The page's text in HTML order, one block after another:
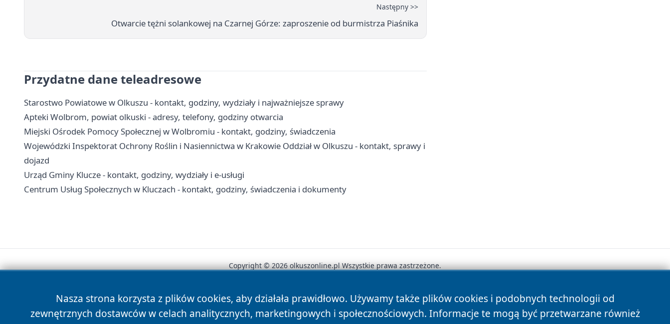
Następny >>
Otwarcie tężni solankowej na Czarnej Górze: zaproszenie od burmistrza Piaśnika
Przydatne dane teleadresowe
Starostwo Powiatowe w Olkuszu - kontakt, godziny, wydziały i najważniejsze sprawy
Apteki Wolbrom, powiat olkuski - adresy, telefony, godziny otwarcia
Miejski Ośrodek Pomocy Społecznej w Wolbromiu - kontakt, godziny, świadczenia
Wojewódzki Inspektorat Ochrony Roślin i Nasiennictwa w Krakowie Oddział w Olkuszu - kontakt, sprawy i
dojazd
Urząd Gminy Klucze - kontakt, godziny, wydziały i e-usługi
Centrum Usług Społecznych w Kluczach - kontakt, godziny, świadczenia i dokumenty
Nasza strona korzysta z plików cookies, aby działała prawidłowo. Używamy także plików cookies i podobnych technologii od
zewnętrznych dostawców w celach analitycznych, marketingowych i społecznościowych. Informacje te mogą być przetwarzane również
Copyright © 2026 olkuszonline.pl Wszystkie prawa zastrzeżone.
News Autorzy Polityka Prywatności Polityka Cookies